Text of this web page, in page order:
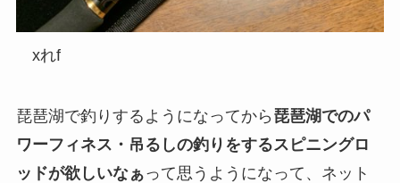
xれf
琵琶湖で釣りするようになってから 琵琶湖でのパ
ワーフィネス・吊るしの釣りをするスピニングロ
ッドが欲しいなぁって思うようになって、ネット